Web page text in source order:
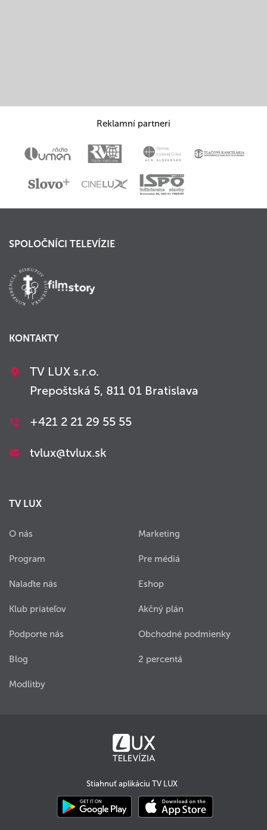
Reklamní partneri
SPOLOČNÍCI TELEVÍZIE
KONTAKTY
TV LUX s.r.o.
Prepoštská 5, 811 01 Bratislava
+421 2 21 29 55 55
tvlux@tvlux.sk
TV LUX
O nás
Program
Nalaďte nás
Klub priateľov
Podporte nás
Blog
Modlitby
Marketing
Pre médiá
Eshop
Akčný plán
Obchodné podmienky
2 percentá
Stiahnuť aplikáciu TV LUX